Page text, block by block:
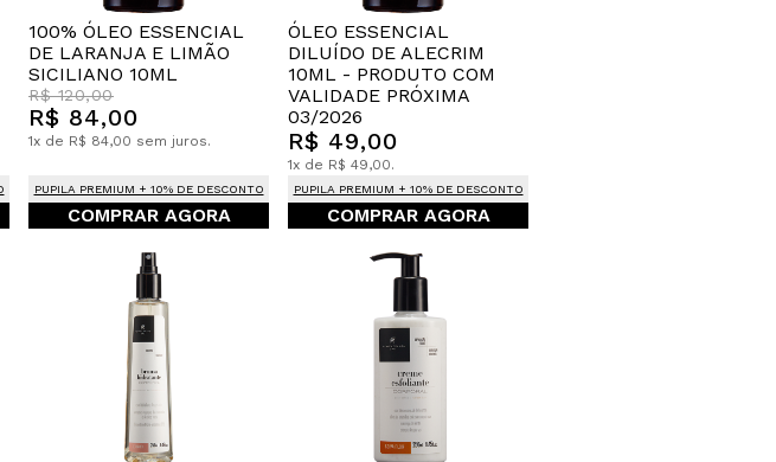
100% ÓLEO ESSENCIAL
DE LARANJA E LIMÃO
SICILIANO 10ML
R$ 120,00
R$ 84,00
1x de R$ 84,00 sem juros.
PUPILA PREMIUM + 10% DE DESCONTO
COMPRAR AGORA
ÓLEO ESSENCIAL
DILUÍDO DE ALECRIM
10ML - PRODUTO COM
VALIDADE PRÓXIMA
03/2026
R$ 49,00
1x de R$ 49,00.
PUPILA PREMIUM + 10% DE DESCONTO
COMPRAR AGORA